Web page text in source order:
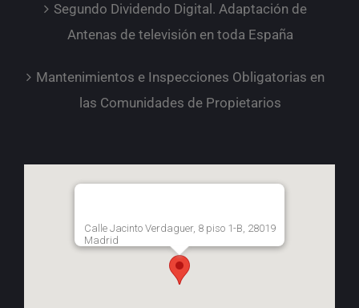
Segundo Dividendo Digital. Adaptación de
Antenas de televisión en toda España
Mantenimientos e Inspecciones Obligatorias en
las Comunidades de Propietarios
Calle Jacinto Verdaguer, 8 piso 1-B, 28019
Madrid